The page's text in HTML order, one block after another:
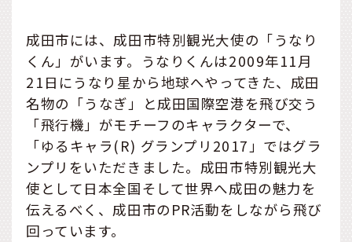
成田市には、成田市特別観光大使の「うなり
くん」がいます。うなりくんは2009年11月
21日にうなり星から地球へやってきた、成田
名物の「うなぎ」と成田国際空港を飛び交う
「飛行機」がモチーフのキャラクターで、
「ゆるキャラ(R) グランプリ2017」ではグラ
ンプリをいただきました。成田市特別観光大
使として日本全国そして世界へ成田の魅力を
伝えるべく、成田市のPR活動をしながら飛び
回っています。